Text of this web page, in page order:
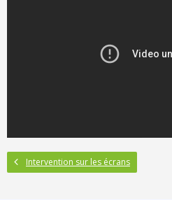
Intervention sur les écrans